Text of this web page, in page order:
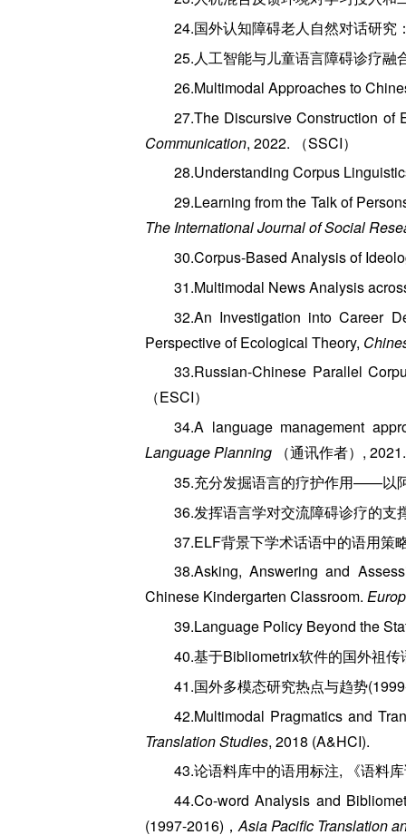
24.国外认知障碍老人自然对话研究
25.人工智能与儿童语言障碍诊疗融
26.Multimodal Approaches to
27.The Discursive Construction
Communication, 2022. （SSCI）
28.Understanding Corpus
29.Learning from the Talk of
The International Journal of Social
30.Corpus-Based Analysis of
31.Multimodal News Analysis
32.An Investigation into Career
Perspective of Ecological Theory,
33.Russian-Chinese Parallel
（ESCI）
34.A language management
Language Planning
（通讯作者）,
35.充分发掘语言的疗护作用——以
36.发挥语言学对交流障碍诊疗的支
37.ELF背景下学术话语中的语用
38.Asking, Answering and
Chinese Kindergarten Classroom.
39.Language Policy Beyond the
40.基于Bibliometrix软件的国外祖
41.国外多模态研究热点与趋势
42.Multimodal Pragmatics and
Translation Studies, 2018 (A&HCI).
43.论语料库中的语用标注, 《语料
44.Co-word Analysis and
(1997-2016)，Asia Pacific Translation